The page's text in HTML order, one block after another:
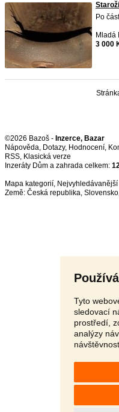
Tyto
sledovací
prostředí,
analýzy
Po
Mladá
3 000
©2026 Bazoš - Inzerce, Bazar
Nápověda, Dotazy, Hodnocení,
RSS,
Inzeráty Dům a zahrada celkem:
Mapa kategorií,
Země: Česká republika, Slovensko